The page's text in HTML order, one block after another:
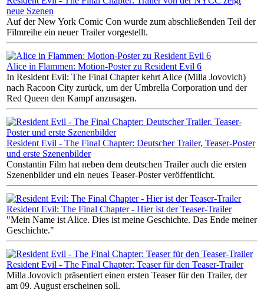
neue Szenen
Auf der New York Comic Con wurde zum abschließenden Teil der
Filmreihe ein neuer Trailer vorgestellt.
Alice in Flammen: Motion-Poster zu Resident Evil 6
In Resident Evil: The Final Chapter kehrt Alice (Milla Jovovich)
nach Racoon City zurück, um der Umbrella Corporation und der
Red Queen den Kampf anzusagen.
Resident Evil - The Final Chapter: Deutscher Trailer, Teaser-Poster
und erste Szenenbilder
Constantin Film hat neben dem deutschen Trailer auch die ersten
Szenenbilder und ein neues Teaser-Poster veröffentlicht.
Resident Evil: The Final Chapter - Hier ist der Teaser-Trailer
"Mein Name ist Alice. Dies ist meine Geschichte. Das Ende meiner
Geschichte."
Resident Evil - The Final Chapter: Teaser für den Teaser-Trailer
Milla Jovovich präsentiert einen ersten Teaser für den Trailer, der
am 09. August erscheinen soll.